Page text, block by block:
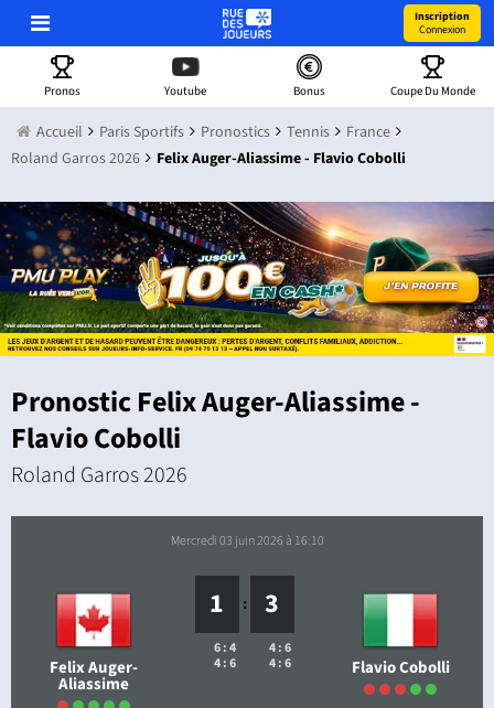
Inscription
Connexion
Pronos Youtube Bonus Coupe Du Monde
Accueil Paris Sportifs Pronostics Tennis
France
Roland Garros 2026
Felix Auger-Aliassime - Flavio Cobolli
Pronostic Felix Auger-Aliassime -
Flavio Cobolli
Roland Garros 2026
Felix Auger-
Aliassime
1 : 3
6 : 4
4 : 6
4 : 6
4 : 6
mercredi 03 juin 2026 à 16:10
Flavio Cobolli